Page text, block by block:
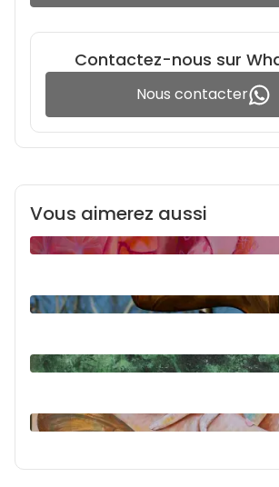
Contactez-nous sur
Nous contacter
Vous aimerez aussi